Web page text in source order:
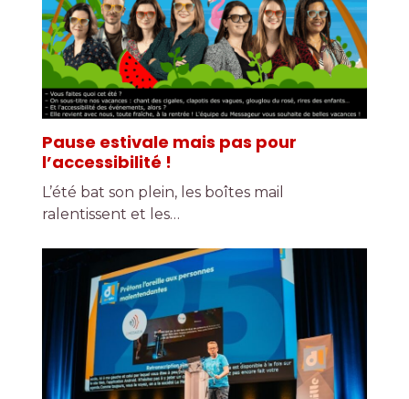
Pause estivale mais pas pour
l’accessibilité !
L’été bat son plein, les boîtes mail
ralentissent et les…